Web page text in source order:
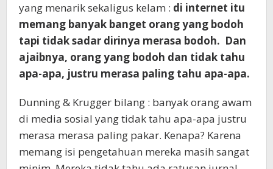
yang menarik sekaligus kelam : di internet itu
memang banyak banget orang yang bodoh
tapi tidak sadar dirinya merasa bodoh. Dan
ajaibnya, orang yang bodoh dan tidak tahu
apa-apa, justru merasa paling tahu apa-apa.
Dunning & Krugger bilang : banyak orang awam
di media sosial yang tidak tahu apa-apa justru
merasa merasa paling pakar. Kenapa? Karena
memang isi pengetahuan mereka masih sangat